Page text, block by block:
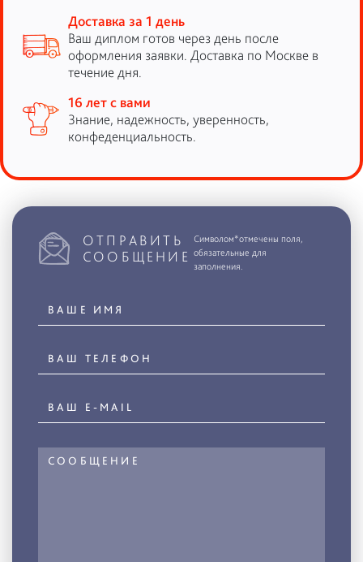
Доставка за 1 день
Ваш диплом готов через день после
оформления заявки. Доставка по Москве в
течение дня.
16 лет с вами
Знание, надежность, уверенность,
конфеденциальность.
ОТПРАВИТЬ
СООБЩЕНИЕ
Символом*отмечены поля,
обязательные для
заполнения.